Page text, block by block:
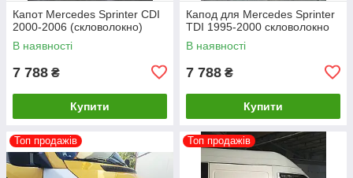
Капот Mercedes Sprinter CDI
2000-2006 (скловолокно)
В наявності
7 788 ₴
Купити
Капод для Mercedes Sprinter
TDI 1995-2000 скловолокно
В наявності
7 788 ₴
Купити
Топ продажів Топ продажів